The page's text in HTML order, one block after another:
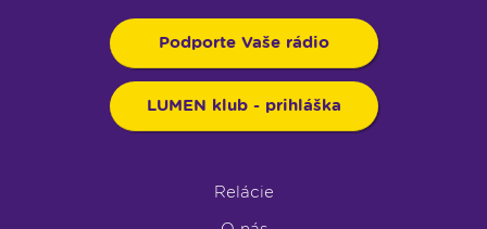
Podporte Vaše rádio
LUMEN klub - prihláška
Relácie